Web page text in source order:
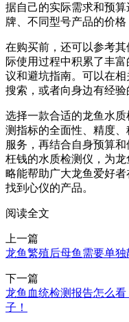
据自己的实际需求和预
牌、不同型号产品的价格
在购买前，还可以参考
际使用过程中积累了丰
议和避坑指南。可以在
搜索，或者向身边有经验
选择一款合适的龙鱼水
测指标的全面性、精度
服务，再结合自身预算
枉钱的水质检测仪，为
略能帮助广大龙鱼爱好
找到心仪的产品。
阅读全文
上一篇
龙鱼繁殖后母鱼需要单独
下一篇
龙鱼血统检测报告怎么
子！